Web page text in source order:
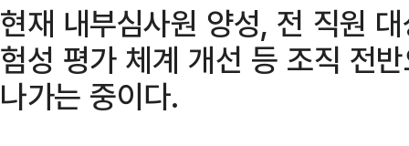
현재 내부심사원 양성, 전 직원
험성 평가 체계 개선 등 조직 전
나가는 중이다.